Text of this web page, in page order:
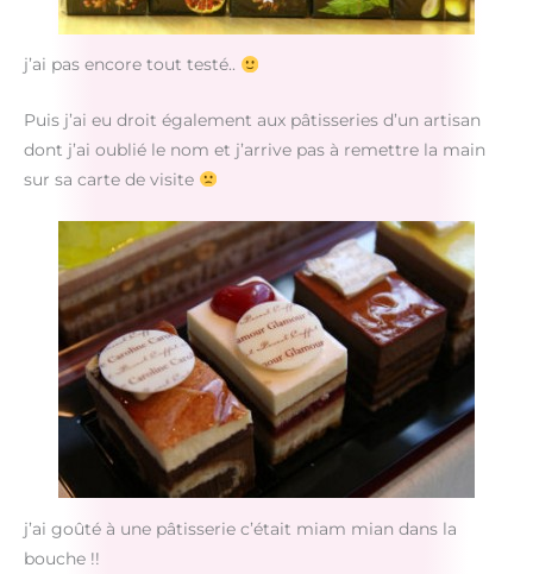
j’ai pas encore tout testé..
Puis j’ai eu droit également aux pâtisseries d’un artisan
dont j’ai oublié le nom et j’arrive pas à remettre la main
sur sa carte de visite
j’ai goûté à une pâtisserie c’était miam mian dans la
bouche !!